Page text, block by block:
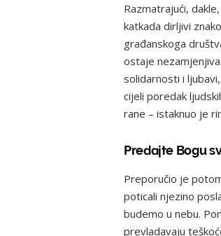
Razmatrajući,
katkada dirljivi
građanskoga
ostaje nezamjenjiva
solidarnosti i
cijeli poredak
rane – istaknuo je
Predajte Bogu
Preporučio je
poticali njezino
budemo u nebu.
prevladavaju